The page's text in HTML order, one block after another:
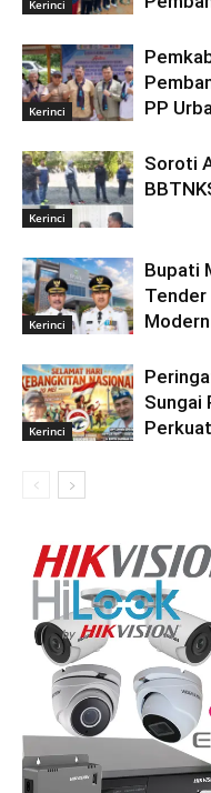
Kerinci
Kerinci
PP
Kerinci
Soroti
Kerinci
Bupati
Tender
Kerinci
Sungai